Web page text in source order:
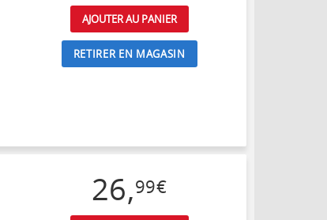
AJOUTER AU PANIER
RETIRER EN MAGASIN
26,99€